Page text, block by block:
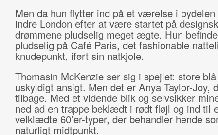
Men da hun flytter ind på et værelse i
indre London efter at være startet på
drømmene pludselig meget ægte. Hun
pludselig på Café Paris, det fashionable
knudepunkt, iført sin natkjole.
Thomasin McKenzie ser sig i spejlet: store
uskyldigt ansigt. Men det er Anya Taylor-Joy,
tilbage. Med et vidende blik og selvsikker
ned ad en trappe beklædt i rødt fløjl og ind til
velklædte 60’er-typer, der behandler hende
naturligt midtpunkt.